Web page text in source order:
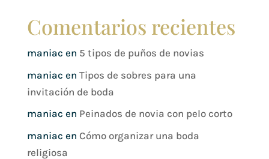
Comentarios recientes
maniac en 5 tipos de puños de novias
maniac en Tipos de sobres para una
invitación de boda
maniac en Peinados de novia con pelo corto
maniac en Cómo organizar una boda
religiosa